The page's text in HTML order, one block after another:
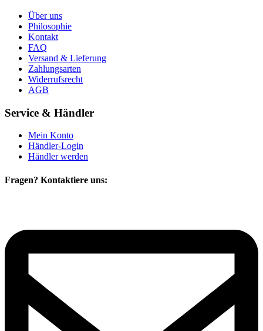
Über uns
Philosophie
Kontakt
FAQ
Versand & Lieferung
Zahlungsarten
Widerrufsrecht
AGB
Service & Händler
Mein Konto
Händler-Login
Händler werden
Fragen? Kontaktiere uns: